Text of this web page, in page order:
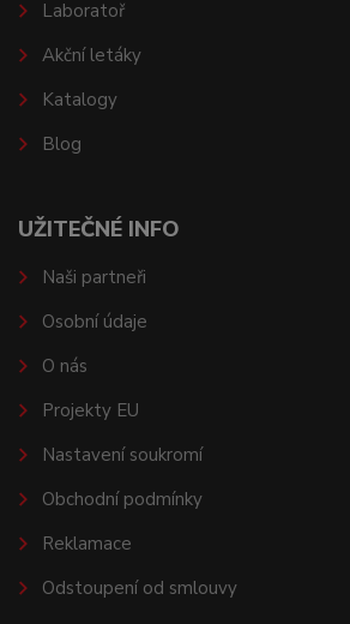
Laboratoř
Akční letáky
Katalogy
Blog
UŽITEČNÉ INFO
Naši partneři
Osobní údaje
O nás
Projekty EU
Nastavení soukromí
Obchodní podmínky
Reklamace
Odstoupení od smlouvy